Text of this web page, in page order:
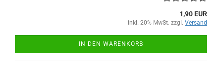
1,90 EUR
inkl. 20% MwSt. zzgl. Versand
IN DEN WARENKORB